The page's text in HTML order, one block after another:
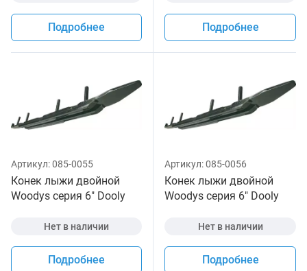
Подробнее Подробнее
Артикул:085-0055
Конек лыжи двойной
Woodys серия 6" Dooly
Нет в наличии
Подробнее
Артикул:085-0056
Конек лыжи двойной
Woodys серия 6" Dooly
Нет в наличии
Подробнее